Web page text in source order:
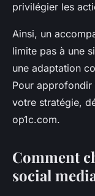
privilégier les
Ainsi, un
limite pas à une
une adaptation
Pour approfondir
votre stratégie,
op1c.com.
Comment
social